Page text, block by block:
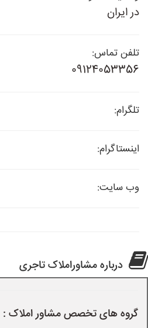
در ایران
تلفن تماس:
09124053356
تلگرام:
اینستاگرام:
وب سایت:
درباره مشاوراملاک تاجری
گروه های تخصص مشاور املاک :